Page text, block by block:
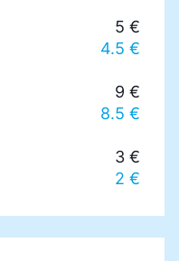
5 €
4.5 €
9 €
8.5 €
3 €
2 €